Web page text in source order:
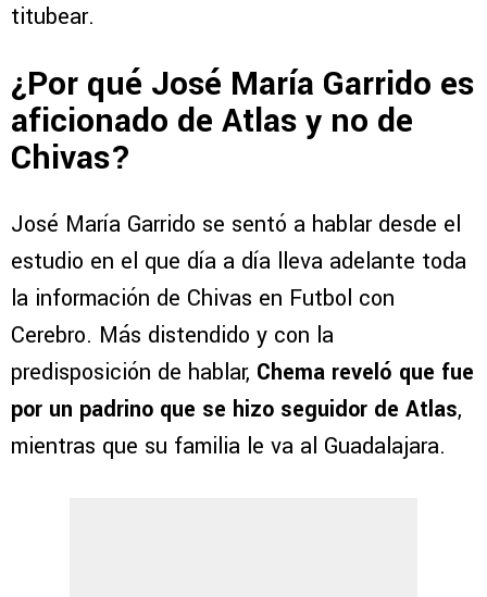
titubear.
¿Por qué José María Garrido es
aficionado de Atlas y no de
Chivas?
José María Garrido se sentó a hablar desde el
estudio en el que día a día lleva adelante toda
la información de Chivas en Futbol con
Cerebro. Más distendido y con la
predisposición de hablar, Chema reveló que fue
por un padrino que se hizo seguidor de Atlas,
mientras que su familia le va al Guadalajara.